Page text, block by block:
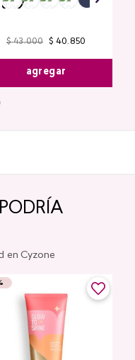
$ 43.000 $ 40. 850
agregar
en Cyzone